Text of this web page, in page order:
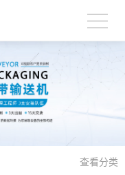
查看分类